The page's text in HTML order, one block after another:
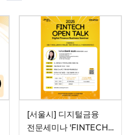
[서울시] 디지털금융
전문세미나 'FINTECH